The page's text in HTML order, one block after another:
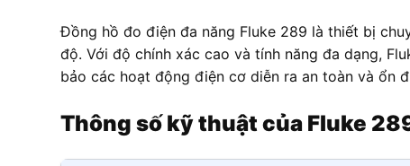
Đồng hồ đo điện đa năng Fluke 289 là thiết bị
độ. Với độ chính xác cao và tính năng đa dạng,
bảo các hoạt động điện cơ diễn ra an toàn và ổn
Thông số kỹ thuật của Fluke